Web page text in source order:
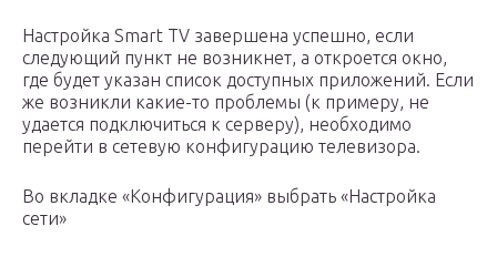
Настройка Smart TV завершена успешно, если
следующий пункт не возникнет, а откроется окно,
где будет указан список доступных приложений. Если
же возникли какие-то проблемы (к примеру, не
удается подключиться к серверу), необходимо
перейти в сетевую конфигурацию телевизора.
Во вкладке «Конфигурация» выбрать «Настройка
сети»